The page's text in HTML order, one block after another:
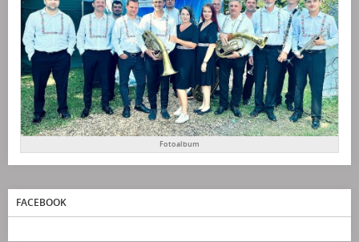
Fotoalbum
FACEBOOK